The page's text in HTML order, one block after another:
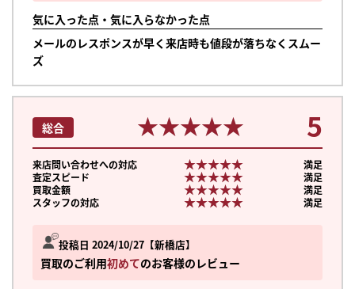
気に入った点・気に入らなかった点
メールのレスポンスが早く来店時も値段が落ちなくスムー
ズ
投稿日 2024/10/27 新橋店
買取のご利用初めてのお客様のレビュー
総合 ★★★★★
★★★★★ 5
来店問い合わせへの対応 ★★★★★
★★★★★
満足
査定スピード
★★★★★
★★★★★
満足
買取金額
★★★★★
★★★★★
満足
スタッフの対応
★★★★★
★★★★★ 満足